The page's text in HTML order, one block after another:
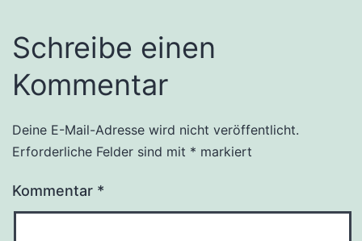
Schreibe einen
Kommentar
Deine E-Mail-Adresse wird nicht veröffentlicht.
Erforderliche Felder sind mit * markiert
Kommentar *